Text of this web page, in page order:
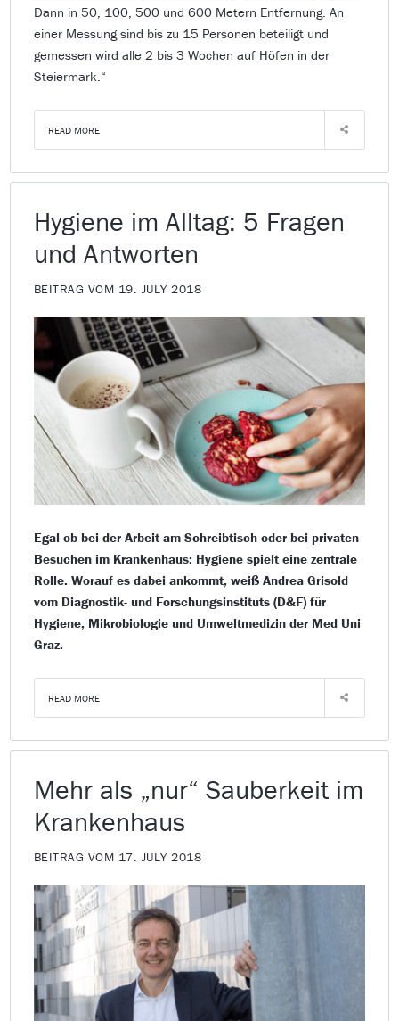
Dann in 50, 100, 500 und 600 Metern Entfernung. An
einer Messung sind bis zu 15 Personen beteiligt und
gemessen wird alle 2 bis 3 Wochen auf Höfen in der
Steiermark.“
READ MORE
Hygiene im Alltag: 5 Fragen
und Antworten
BEITRAG VOM 19. JULY 2018
Egal ob bei der Arbeit am Schreibtisch oder bei privaten
Besuchen im Krankenhaus: Hygiene spielt eine zentrale
Rolle. Worauf es dabei ankommt, weiß Andrea Grisold
vom Diagnostik- und Forschungsinstituts (D&F) für
Hygiene, Mikrobiologie und Umweltmedizin der Med Uni
Graz.
READ MORE
Mehr als „nur“ Sauberkeit im
Krankenhaus
BEITRAG VOM 17. JULY 2018